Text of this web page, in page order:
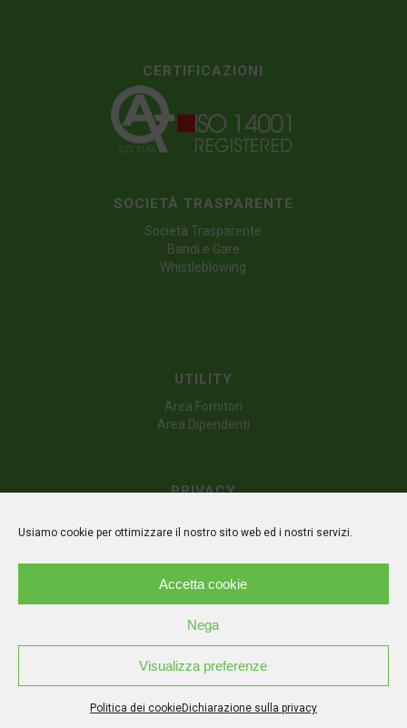
Usiamo cookie per ottimizzare il nostro sito web ed i nostri servizi.
Accetta cookie
Nega
Visualizza preferenze
Politica dei cookieDichiarazione sulla privacy
CERTIFICAZIONI
SOCIETÀ TRASPARENTE
Società Trasparente
Bandi e Gare
Whistleblowing
UTILITY
Area Fornitori
Area Dipendenti
PRIVACY
Politica dei cookie (UE)
© Copyright - Irpiniambiente s.p.a. | P.IVA IT02626510644 | Powered by
M.A.C